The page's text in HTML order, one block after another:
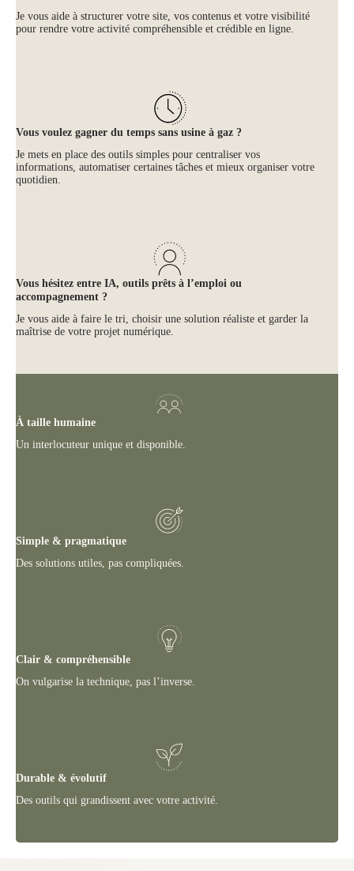
Je vous aide à structurer votre site, vos contenus et votre visibilité
pour rendre votre activité compréhensible et crédible en ligne.
Vous voulez gagner du temps sans usine à gaz ?
Je mets en place des outils simples pour centraliser vos
informations, automatiser certaines tâches et mieux organiser votre
quotidien.
Vous hésitez entre IA, outils prêts à l’emploi ou
accompagnement ?
Je vous aide à faire le tri, choisir une solution réaliste et garder la
maîtrise de votre projet numérique.
À taille humaine
Un interlocuteur unique et disponible.
Simple & pragmatique
Des solutions utiles, pas compliquées.
Clair & compréhensible
On vulgarise la technique, pas l’inverse.
Durable & évolutif
Des outils qui grandissent avec votre activité.